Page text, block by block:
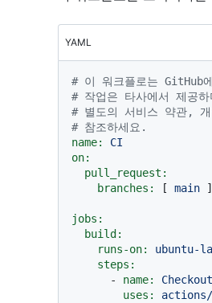
YAML
# 이 워크플로는 GitHub
# 작업은 타사에서 제공하
# 별도의 서비스 약관, 개
# 참조하세요.
name:
CI
on:
pull_request:
branches:
[ main ]
jobs:
build:
runs-on:
ubuntu-
steps:
-
name: Checkout
uses:
actions/